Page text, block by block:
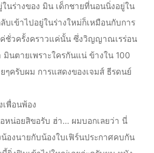
นร่างของ มิน เด็กชายที่นอนนิ่งอยู่ใน
บเข้าไปอยู่ในร่างใหม่ก็เหมือนกับการ
ค่ชั่วครั้งคราวแค่นั้น ซึ่งวิญญาณเรร่อน
นตายเพราะใครกันแน่ ข้างใน 100
ๆครับผม การแสดงของเจมส์ ธีรดนย์
เพื่อนพ้อง
หน่อยสิขอรับ ฮ่า… ผมบอกเลยว่า นี่
องนายกับน้องใบเฟิร์นประกาศคบกัน